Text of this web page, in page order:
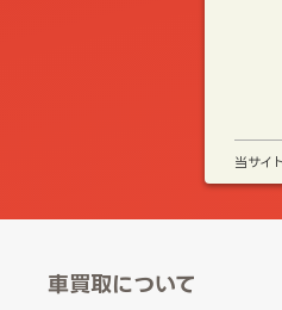
当サイ
車買取について